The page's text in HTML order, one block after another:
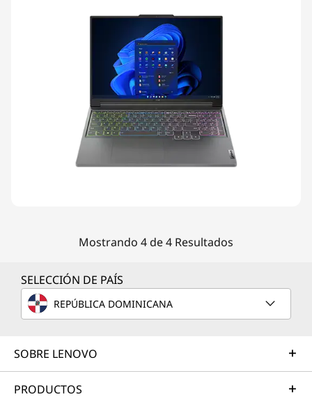
Mostrando 4 de 4 Resultados
SELECCIÓN DE PAÍS
REPÚBLICA DOMINICANA
SOBRE LENOVO
PRODUCTOS